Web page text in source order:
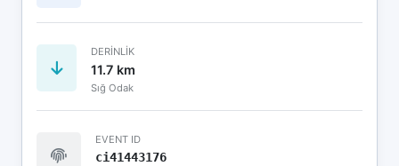
DERINLIK
11.7 km
Sığ Odak
EVENT ID
ci41443176